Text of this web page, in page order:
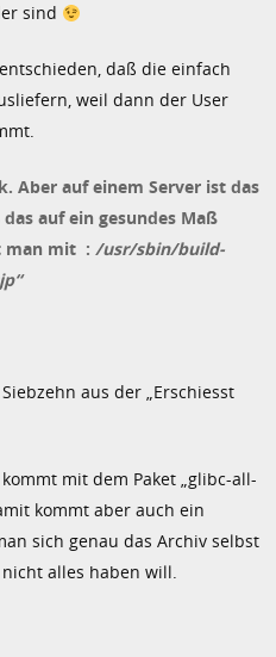
sind
daß die einfach
weil dann der User
Aber auf einem Server ist das
auf ein gesundes Maß
man mit :/usr/sbin/build-
aus der „Erschiesst
mit dem Paket „glibc-all-
kommt aber auch ein
sich genau das Archiv selbst
alles haben will.